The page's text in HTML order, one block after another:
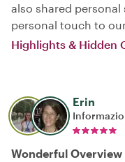
also shared
personal touch to
Highlights & Hidden
Erin
Wonderful Overview